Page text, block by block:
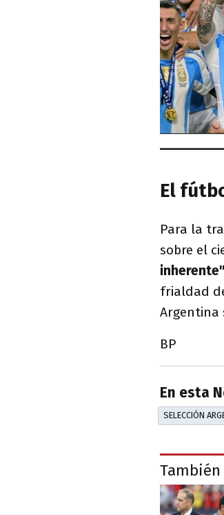
El
Para la
sobre el
inherente"
frialdad
Argentina
BP
En esta
SELECCIÓN